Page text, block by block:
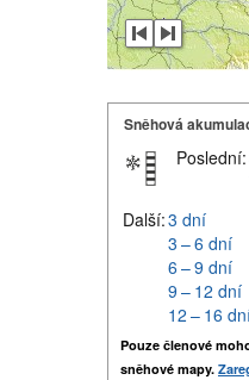
Sněhová
Poslední:
Další:3 dní
3 – 6 dní
6 – 9 dní
9 – 12 dní
12 – 16
Pouze členové
sněhové mapy.